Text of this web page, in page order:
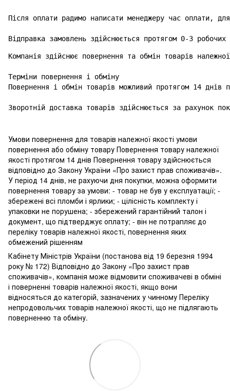
Після оплати радимо написати менеджеру час оплати,
Відправка замовлень здійснюється протягом 0-3
Компанія здійснює повернення та обмін товарів
Терміни повернення і обміну
Повернення і обмін товарів можливий протягом 14 днів
Зворотній доставка товарів здійснюється за рахунок
Умови повернення для товарів належної якості умови
повернення або обміну товару Повернення товару належної
якості протягом 14 днів Повернення товару здійснюється
відповідно до Закону України «Про захист прав споживачів».
У період 14 днів, не рахуючи дня покупки, можна оформити
повернення товару за умови: - товар не був у експлуатації; -
збережені всі пломби і ярлики; - цілісність комплекту і
упаковки не порушена; - збережений гарантійний талон і
документ, що підтверджує оплату; - він не потрапляє до
переліку товарів належної якості, повернення яких
обмежений рішенням
Кабінету Міністрів України (постанова від 19 березня 1994
року № 172) Відповідно до Закону «Про захист прав
споживачів», компанія може відмовити споживачеві в обміні
і поверненні товарів належної якості, якщо вони
відносяться до категорій, зазначених у чинному Переліку
непродовольчих товарів належної якості, що не підлягають
поверненню та обміну.